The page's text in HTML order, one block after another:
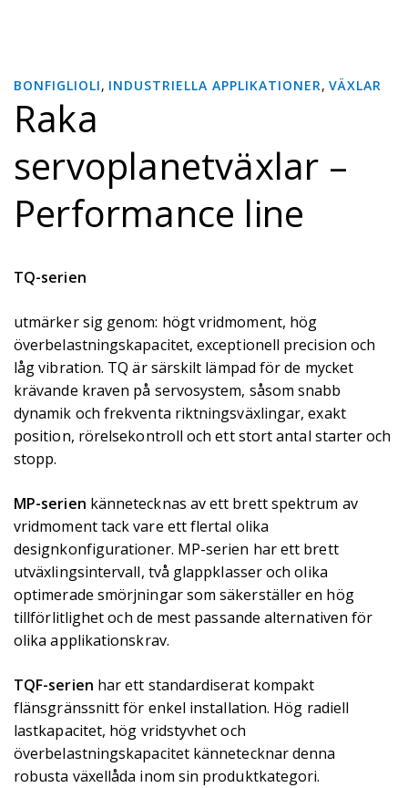
BONFIGLIOLI, INDUSTRIELLA APPLIKATIONER, VÄXLAR
Raka
servoplanetväxlar –
Performance line
TQ-serien
utmärker sig genom: högt vridmoment, hög
överbelastningskapacitet, exceptionell precision och
låg vibration. TQ är särskilt lämpad för de mycket
krävande kraven på servosystem, såsom snabb
dynamik och frekventa riktningsväxlingar, exakt
position, rörelsekontroll och ett stort antal starter och
stopp.
MP-serien kännetecknas av ett brett spektrum av
vridmoment tack vare ett flertal olika
designkonfigurationer. MP-serien har ett brett
utväxlingsintervall, två glappklasser och olika
optimerade smörjningar som säkerställer en hög
tillförlitlighet och de mest passande alternativen för
olika applikationskrav.
TQF-serien har ett standardiserat kompakt
flänsgränssnitt för enkel installation. Hög radiell
lastkapacitet, hög vridstyvhet och
överbelastningskapacitet kännetecknar denna
robusta växellåda inom sin produktkategori.